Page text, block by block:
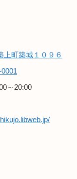
上町築城１０９６
～20:00